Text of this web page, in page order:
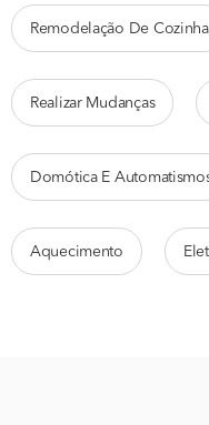
Remodelação De Cozinha
Realizar Mudanças
Domótica E
Aquecimento